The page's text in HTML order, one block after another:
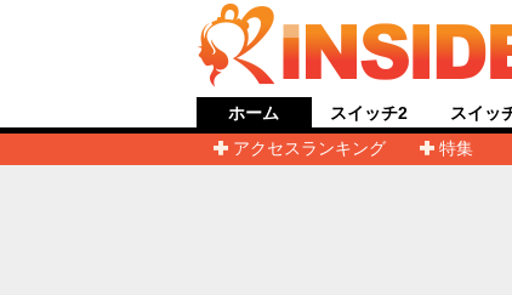
ホーム
アクセスランキング
特集
スイッチ2 スイッ